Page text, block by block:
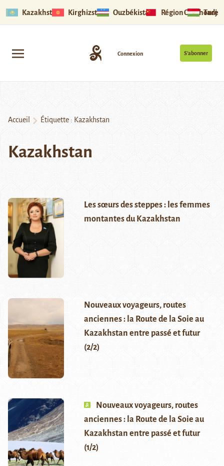
Kazakhstan Kirghizstan Ouzbékistan Région Ouïghoure
S’abonner
Connexion
Accueil Étiquette : Kazakhstan
Kazakhstan
Les sœurs des steppes : les femmes
montantes du Kazakhstan
Nouveaux voyageurs, routes
anciennes : la Route de la Soie au
Kazakhstan entre passé et futur
(2/2)
Nouveaux voyageurs, routes
anciennes : la Route de la Soie au
Kazakhstan entre passé et futur
(1/2)